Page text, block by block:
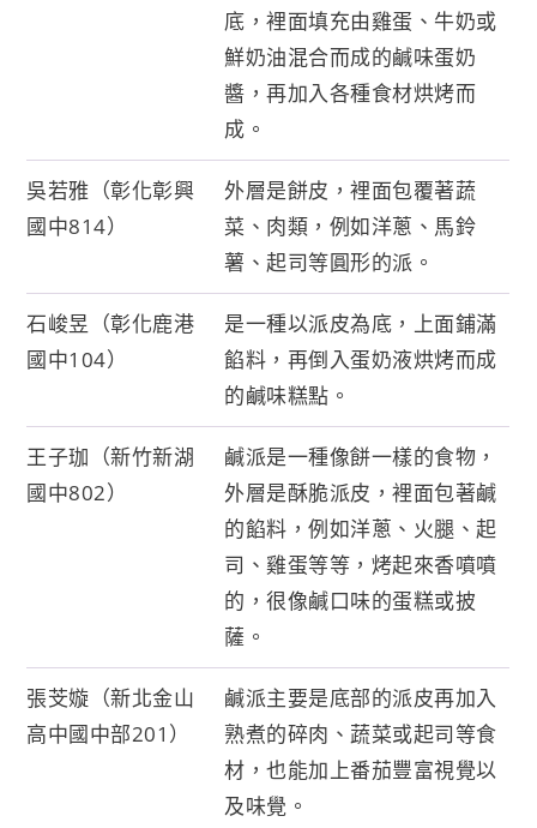
底，裡面填充由雞蛋、牛奶或
鮮奶油混合而成的鹹味蛋奶
醬，再加入各種食材烘烤而
成。
吳若雅（彰化彰興
國中814）
外層是餅皮，裡面包覆著蔬
菜、肉類，例如洋蔥、馬鈴
薯、起司等圓形的派。
石峻昱（彰化鹿港
國中104）
是一種以派皮為底，上面鋪滿
餡料，再倒入蛋奶液烘烤而成
的鹹味糕點。
王子珈（新竹新湖
國中802）
鹹派是一種像餅一樣的食物，
外層是酥脆派皮，裡面包著鹹
的餡料，例如洋蔥、火腿、起
司、雞蛋等等，烤起來香噴噴
的，很像鹹口味的蛋糕或披
薩。
張芠嫙（新北金山
高中國中部201）
鹹派主要是底部的派皮再加入
熟煮的碎肉、蔬菜或起司等食
材，也能加上番茄豐富視覺以
及味覺。